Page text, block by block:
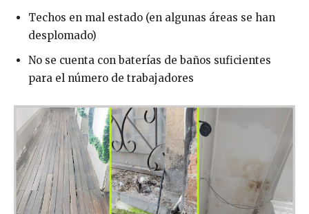
Techos en mal estado (en algunas áreas se han
desplomado)
No se cuenta con baterías de baños suficientes
para el número de trabajadores